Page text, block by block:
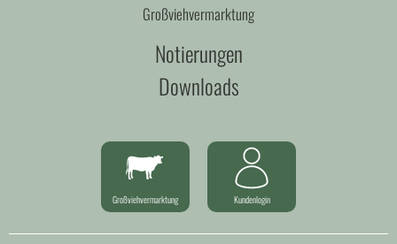
Großviehvermarktung
Notierungen
Downloads
Großviehvermarktung Kundenlogin